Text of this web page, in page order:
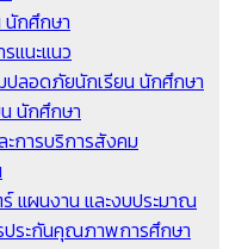
นักศึกษา
แนะแนว
ปลอดภัยนักเรียน นักศึกษา
นักศึกษา
การบริการสังคม
แผนงาน และงบประมาณ
ประกันคุณภาพการศึกษา